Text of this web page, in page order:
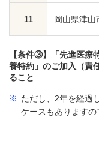
11 岡山県津山
【条件③】「先進医療
養特約」のご加入（責
ること
※ ただし、2年を経過
ケースもありますの